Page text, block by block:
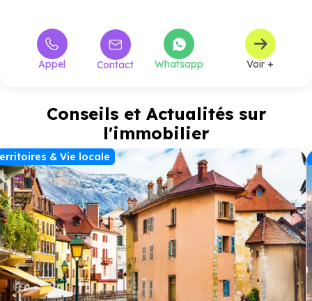
Appel Contact Whatsapp Voir +
Conseils et Actualités sur
l'immobilier
& Vie locale